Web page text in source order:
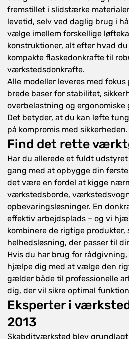
fremstillet i slidstærke
levetid, selv ved daglig brug i
vælge imellem forskellige
konstruktioner, alt efter hvad
kompakte flaskedonkrafte til
værkstedsdonkrafte.
Alle modeller leveres med fokus
brede baser for stabilitet,
overbelastning og ergonomiske
Det betyder, at du kan løfte
på kompromis med sikkerheden.
Find det rette
Har du allerede et fuldt
gang med at opbygge din
det være en fordel at kigge
værkstedsborde,
opbevaringsløsninger. En
effektiv arbejdsplads – og vi
kombinere de rigtige produkter,
helhedsløsning, der passer til
Hvis du har brug for
hjælpe dig med at vælge den
gælder både til professionelle
dig, der vil sikre optimal
Eksperter i
2013
Skabditværksted blev grundlagt